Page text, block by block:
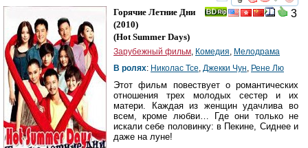
смотреть
3
Горячие Летние Дни
(2010)
(Hot Summer Days)
Зарубежный фильм, Комедия, Мелодрама
В ролях: Николас Тсе, Джекки Чун, Рене Лю
Этот фильм повествует о романтических
отношения трех молодых сестер и их
матери. Каждая из женщин удачлива во
всем, кроме любви… Где они только не
искали себе половинку: в Пекине, Сиднее и
даже на луне!